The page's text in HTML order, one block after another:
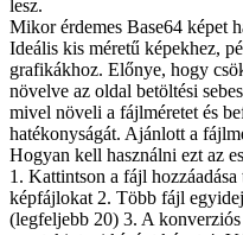
lesz.
Mikor érdemes Base64 képet
Ideális kis méretű képekhez,
grafikákhoz. Előnye, hogy
növelve az oldal betöltési
mivel növeli a fájlméretet és
hatékonyságát. Ajánlott a
Hogyan kell használni ezt az
1. Kattintson a fájl
képfájlokat 2. Több fájl
(legfeljebb 20) 3. A